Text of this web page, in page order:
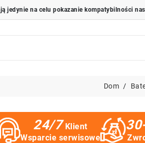
Dom
24/7 Klient
Wsparcie serwisowe